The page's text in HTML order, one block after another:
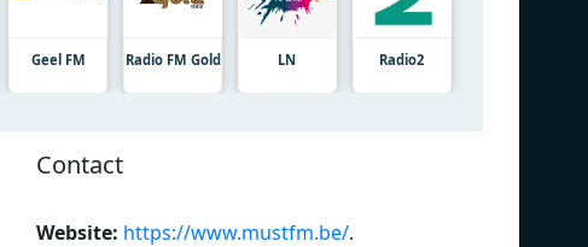
Geel FM Radio FM Gold LN Radio2
Contact
Website: https://www.mustfm.be/.